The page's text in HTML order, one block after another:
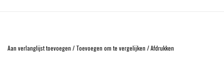
Aan verlanglijst toevoegen / Toevoegen om te vergelijken /Afdrukken